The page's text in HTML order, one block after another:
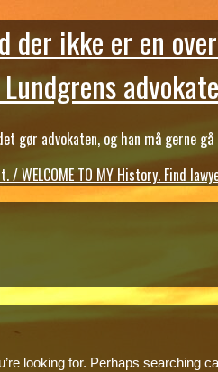
der ikke er en
gør advokaten, og han må gerne
/ WELCOME TO MY History. Find
looking for. Perhaps searching